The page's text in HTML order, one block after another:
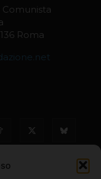
Roma